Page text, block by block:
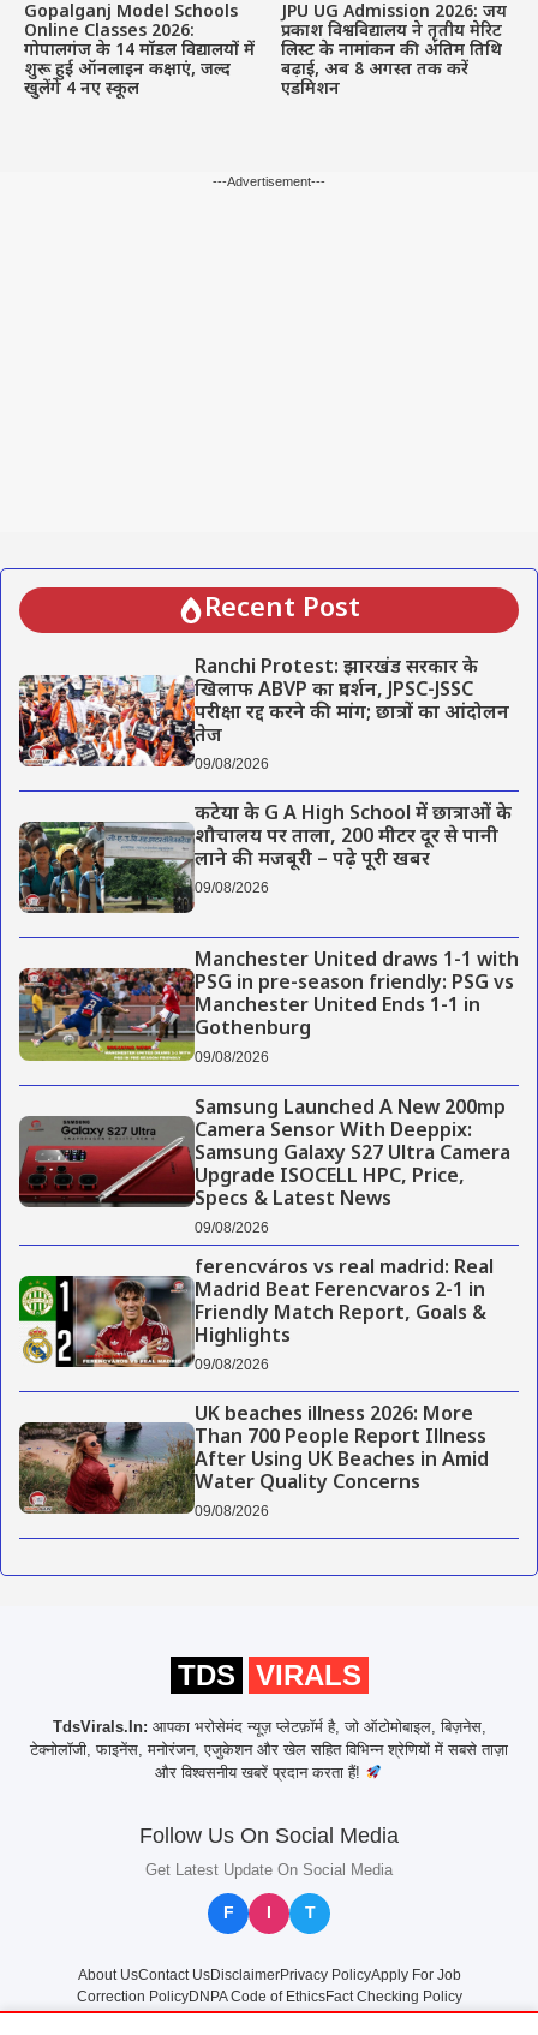
Gopalganj Model Schools
Online Classes 2026:
गोपालगंज के 14 मॉडल विद्यालयों में
शुरू हुई ऑनलाइन कक्षाएं, जल्द
खुलेंगे 4 नए स्कूल
JPU UG Admission 2026: जय
प्रकाश विश्वविद्यालय ने तृतीय मेरिट
लिस्ट के नामांकन की अंतिम तिथि
बढ़ाई, अब 8 अगस्त तक करें
एडमिशन
---Advertisement---
Recent Post
Ranchi Protest: झारखंड सरकार के
खिलाफ ABVP का प्रदर्शन, JPSC-JSSC
परीक्षा रद्द करने की मांग; छात्रों का आंदोलन
तेज
09/08/2026
कटेया के G A High School में छात्राओं के
शौचालय पर ताला, 200 मीटर दूर से पानी
लाने की मजबूरी – पढ़े पूरी खबर
09/08/2026
Manchester United draws 1-1 with
PSG in pre-season friendly: PSG vs
Manchester United Ends 1-1 in
Gothenburg
09/08/2026
Samsung Launched A New 200mp
Camera Sensor With Deeppix:
Samsung Galaxy S27 Ultra Camera
Upgrade ISOCELL HPC, Price,
Specs & Latest News
09/08/2026
ferencváros vs real madrid: Real
Madrid Beat Ferencvaros 2-1 in
Friendly Match Report, Goals &
Highlights
09/08/2026
UK beaches illness 2026: More
Than 700 People Report Illness
After Using UK Beaches in Amid
Water Quality Concerns
09/08/2026
TDS VIRALS
TdsVirals.In: आपका भरोसेमंद न्यूज़ प्लेटफ़ॉर्म है, जो ऑटोमोबाइल, बिज़नेस,
टेक्नोलॉजी, फाइनेंस, मनोरंजन, एजुकेशन और खेल सहित विभिन्न श्रेणियों में सबसे ताज़ा
और विश्वसनीय खबरें प्रदान करता हैं!
Follow Us On Social Media
Get Latest Update On Social Media
F I T
About UsContact UsDisclaimerPrivacy PolicyApply For Job
Correction PolicyDNPA Code of EthicsFact Checking Policy